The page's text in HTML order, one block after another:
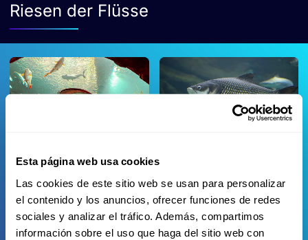
Esta página web usa cookies
Las cookies de este sitio web se usan para personalizar
el contenido y los anuncios, ofrecer funciones de redes
sociales y analizar el tráfico. Además, compartimos
información sobre el uso que haga del sitio web con
Riesen der Flüsse
Süßwasserstechrochen